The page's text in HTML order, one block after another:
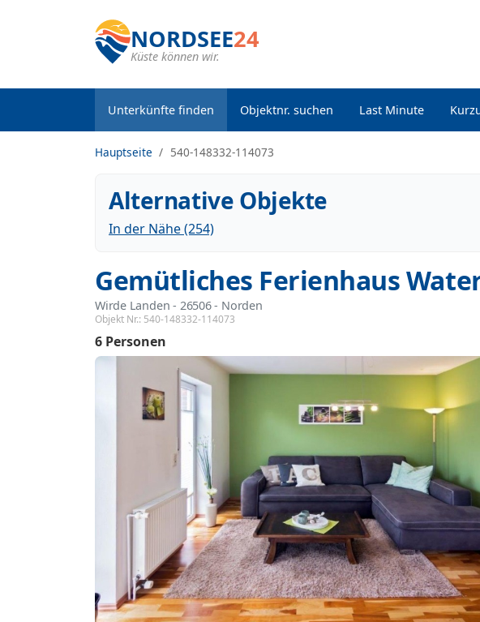
NORDSEE24
Küste können wir.
Unterkünfte finden Objektnr. suchen Last Minute
Hauptseite 540-148332-114073
Alternative Objekte
In der Nähe (254)
Gemütliches Ferienhaus
Wirde Landen - 26506 - Norden
Objekt Nr.: 540-148332-114073
6 Personen